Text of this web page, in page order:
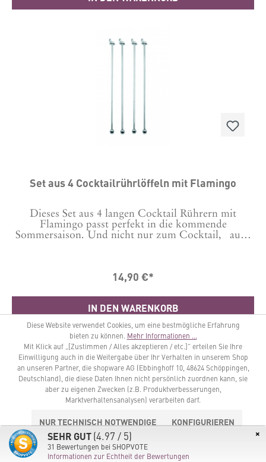
Set aus 4 Cocktailrührlöffeln mit Flamingo
Dieses Set aus 4 langen Cocktail Rührern mit
Flamingo passt perfekt in die kommende
Sommersaison. Und nicht nur zum Cocktail, auch
14,90 €*
IN DEN WARENKORB
Diese Website verwendet Cookies, um eine bestmögliche Erfahrung
bieten zu können. Mehr Informationen ...
Mit Klick auf „[Zustimmen / Alles akzeptieren / etc.]“ erteilen Sie Ihre
Einwilligung auch in die Weitergabe über Ihr Verhalten in unserem Shop
an unseren Partner, die shopware AG (Ebbinghoff 10, 48624 Schöppingen,
Deutschland), die diese Daten Ihnen nicht persönlich zuordnen kann, sie
aber zu eigenen Zwecken (z.B. Produktverbesserungen,
Marktverhaltensanalysen) verarbeiten darf.
NUR TECHNISCH NOTWENDIGE
KONFIGURIEREN
ALLE COOKIES AKZEPTIEREN
×
SEHR GUT(4.97 / 5)
31 Bewertungen bei SHOPVOTE
Informationen zur Echtheit der Bewertungen